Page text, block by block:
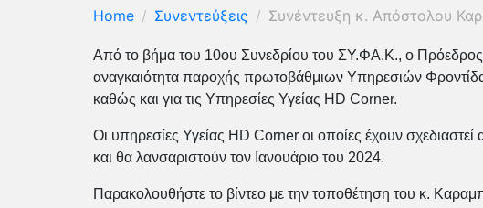
Home Συνεντεύξεις Συνέντευξη κ. Απόστολου
Από το βήμα του 10ου Συνεδρίου του ΣΥ.ΦΑ.Κ., ο
αναγκαιότητα παροχής πρωτοβάθμιων Υπηρεσιών
καθώς και για τις Υπηρεσίες Υγείας HD Corner.
Οι υπηρεσίες Υγείας HD Corner οι οποίες έχουν
και θα λανσαριστούν τον Ιανουάριο του 2024.
Παρακολουθήστε το βίντεο με την τοποθέτηση του κ.